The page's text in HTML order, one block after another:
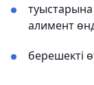
алимент
берешекті